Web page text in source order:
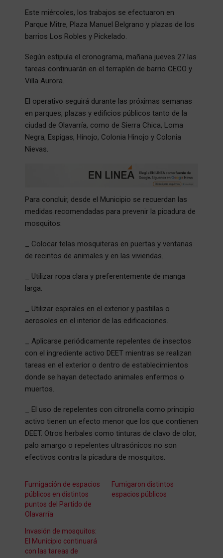
Este miércoles, los trabajos se efectuaron en
Parque Mitre, Plaza Manuel Belgrano y plazas de los
barrios Los Robles y Pickelado.
Según estipula el cronograma, mañana jueves 27 las
tareas continuarán en el terraplén de barrio CECO y
Villa Aurora.
El operativo seguirá durante las próximas semanas
en parques, plazas y edificios públicos tanto de la
ciudad de Olavarría, como de Sierra Chica, Loma
Negra, Espigas, Hinojo, Colonia Hinojo y Colonia
Nievas.
Para concluir, desde el Municipio se recuerdan las
medidas recomendadas para prevenir la picadura de
mosquitos:
_ Colocar telas mosquiteras en puertas y ventanas
de recintos de animales y en las viviendas.
_ Utilizar ropa clara y preferentemente de manga
larga.
_ Utilizar espirales en el exterior y pastillas o
aerosoles en el interior de las edificaciones.
_ Aplicarse periódicamente repelentes de insectos
con el ingrediente activo DEET mientras se realizan
tareas en el exterior o dentro de establecimientos
donde se hayan detectado animales enfermos o
muertos.
_ El uso de repelentes con citronella como principio
activo tienen un efecto menor que los que contienen
DEET. Otros herbales como tinturas de clavo de olor,
palo amargo o repelentes ultrasónicos no son
efectivos contra la picadura de mosquitos.
Fumigación de espacios
públicos en distintos
puntos del Partido de
Olavarría
Fumigaron distintos
espacios públicos
Invasión de mosquitos:
El Municipio continuará
con las tareas de